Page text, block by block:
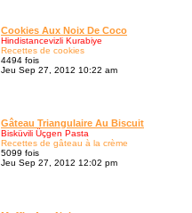
Cookies Aux Noix De Coco
Hindistancevizli Kurabiye
Recettes de cookies
4494 fois
Jeu Sep 27, 2012 10:22 am
Gâteau Triangulaire Au Biscuit
Bisküvili Üçgen Pasta
Recettes de gâteau à la crème
5099 fois
Jeu Sep 27, 2012 12:02 pm